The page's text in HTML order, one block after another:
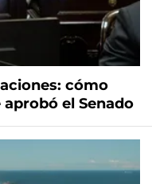
cómo
el Senado